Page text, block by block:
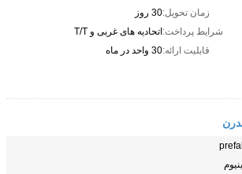
زمان تحویل:30 روز
شرایط پرداخت:اتحادیه های غربی و T/T
قابلیت ارائه:30 واحد در ماه